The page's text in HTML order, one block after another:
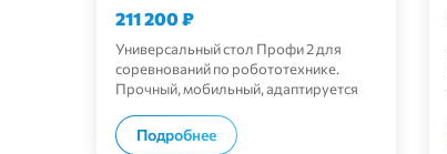
211 200₽
Универсальный стол Профи 2 для
соревнований по робототехнике.
Прочный, мобильный, адаптируется
Подробнее